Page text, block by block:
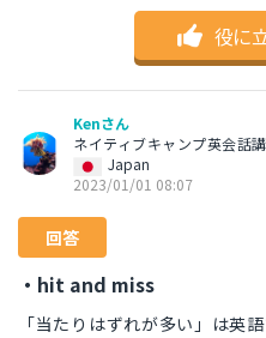
役に
Kenさん
ネイティブキャンプ英会話
Japan
2023/01/01 08:07
回答
・hit and miss
「当たりはずれが多い」は